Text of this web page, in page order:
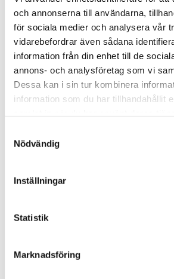
och annonserna till användarna,
för sociala medier och analysera vår
vidarebefordrar även sådana
information från din enhet till de
annons- och analysföretag som vi
Dessa kan i sin tur kombinera
information som du har tillhandahållit
Nödvändig
Inställningar
Statistik
Marknadsföring
KÖP
Artikelnr
Vikt
Material: